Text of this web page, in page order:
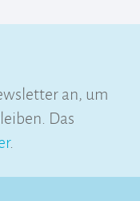
an, um
Das
.